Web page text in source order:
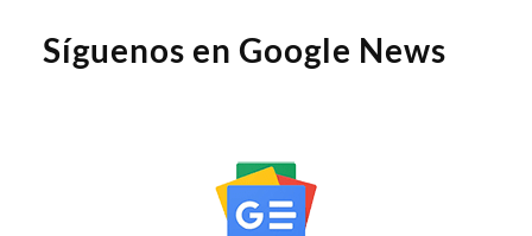
Síguenos en Google News